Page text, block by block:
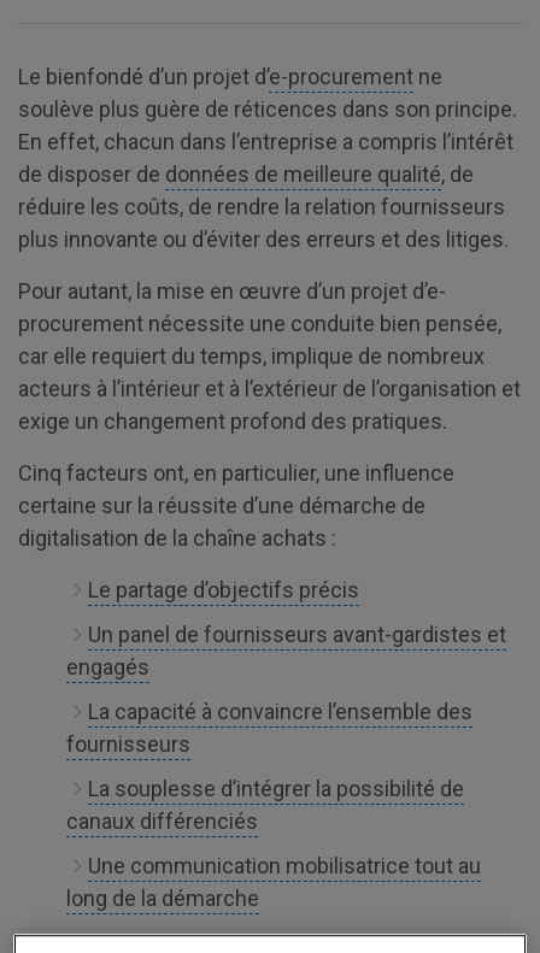
Le bienfondé d’un projet d’e-procurement ne
soulève plus guère de réticences dans son principe.
En effet, chacun dans l’entreprise a compris l’intérêt
de disposer de données de meilleure qualité, de
réduire les coûts, de rendre la relation fournisseurs
plus innovante ou d’éviter des erreurs et des litiges.
Pour autant, la mise en œuvre d’un projet d’e-
procurement nécessite une conduite bien pensée,
car elle requiert du temps, implique de nombreux
acteurs à l’intérieur et à l’extérieur de l’organisation et
exige un changement profond des pratiques.
Cinq facteurs ont, en particulier, une influence
certaine sur la réussite d’une démarche de
digitalisation de la chaîne achats :
Le partage d’objectifs précis
Un panel de fournisseurs avant-gardistes et
engagés
La capacité à convaincre l’ensemble des
fournisseurs
La souplesse d’intégrer la possibilité de
canaux différenciés
Une communication mobilisatrice tout au
long de la démarche